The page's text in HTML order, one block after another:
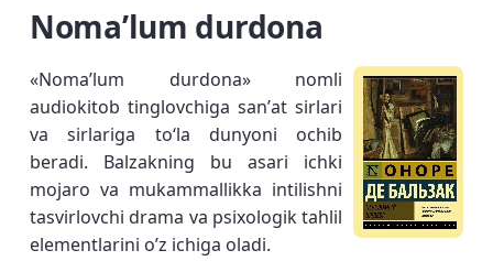
Nomaʼlum durdona
«Nomaʼlum durdona» nomli
audiokitob tinglovchiga sanʼat sirlari
va sirlariga toʻla dunyoni ochib
beradi. Balzakning bu asari ichki
mojaro va mukammallikka intilishni
tasvirlovchi drama va psixologik tahlil
elementlarini o’z ichiga oladi.